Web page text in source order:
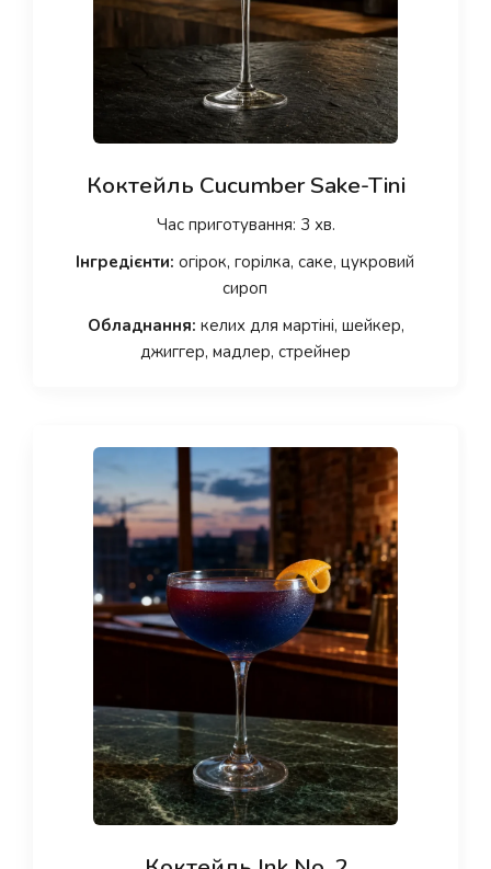
Коктейль Cucumber Sake-Tini
Час приготування: 3 хв.
Інгредієнти: огірок, горілка, саке, цукровий
сироп
Обладнання: келих для мартіні, шейкер,
джиггер, мадлер, стрейнер